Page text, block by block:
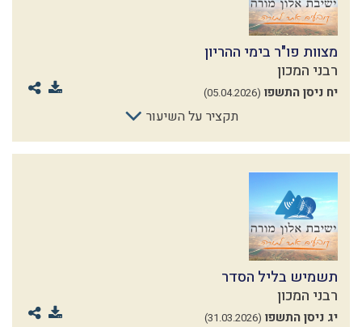
מצוות פו"ר בימי ההריון
רבני המכון
יח ניסן התשפו (05.04.2026)
תקציר על השיעור
תשמיש בליל הסדר
רבני המכון
יג ניסן התשפו (31.03.2026)